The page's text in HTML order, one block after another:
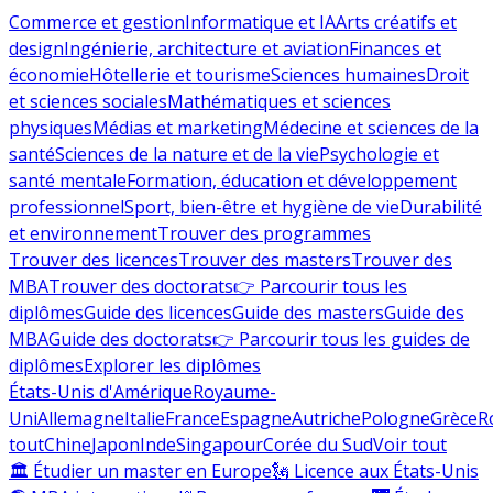
Commerce et gestionInformatique et IAArts créatifs et
designIngénierie, architecture et aviationFinances et
économieHôtellerie et tourismeSciences humainesDroit
et sciences socialesMathématiques et sciences
physiquesMédias et marketingMédecine et sciences de la
santéSciences de la nature et de la viePsychologie et
santé mentaleFormation, éducation et développement
professionnelSport, bien-être et hygiène de vieDurabilité
et environnementTrouver des programmes
Trouver des licencesTrouver des mastersTrouver des
MBATrouver des doctorats👉 Parcourir tous les
diplômesGuide des licencesGuide des mastersGuide des
MBAGuide des doctorats👉 Parcourir tous les guides de
diplômesExplorer les diplômes
États-Unis d'AmériqueRoyaume-
UniAllemagneItalieFranceEspagneAutrichePologneGrèce
toutChineJaponIndeSingapourCorée du SudVoir tout
🏛 Étudier un master en Europe🗽 Licence aux États-Unis